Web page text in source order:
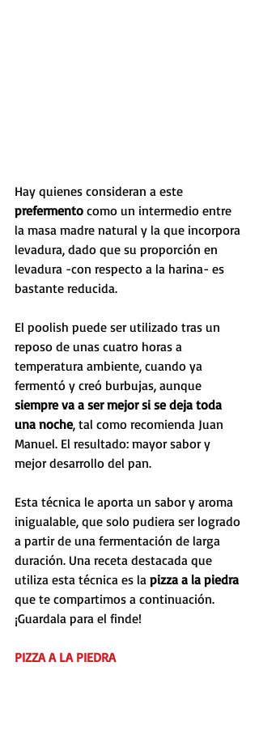
Hay quienes consideran a este
prefermento como un intermedio entre
la masa madre natural y la que incorpora
levadura, dado que su proporción en
levadura -con respecto a la harina- es
bastante reducida.
El poolish puede ser utilizado tras un
reposo de unas cuatro horas a
temperatura ambiente, cuando ya
fermentó y creó burbujas, aunque
siempre va a ser mejor si se deja toda
una noche, tal como recomienda Juan
Manuel. El resultado: mayor sabor y
mejor desarrollo del pan.
Esta técnica le aporta un sabor y aroma
inigualable, que solo pudiera ser logrado
a partir de una fermentación de larga
duración. Una receta destacada que
utiliza esta técnica es la pizza a la piedra
que te compartimos a continuación.
¡Guardala para el finde!
PIZZA A LA PIEDRA